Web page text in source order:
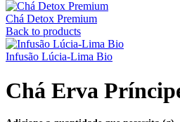
Chá Detox Premium
Back to products
Infusão Lúcia-Lima Bio
Chá Erva